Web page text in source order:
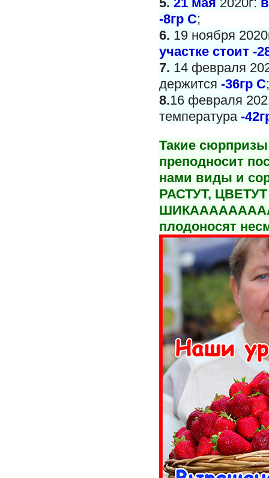
-8гр С;
6. 19 ноября
участке стоит -
7. 14 февраля
держится -36гр С;
8.16 февраля
температура -
Такие
преподносит
нами виды и
РАСТУТ,
плодоносят